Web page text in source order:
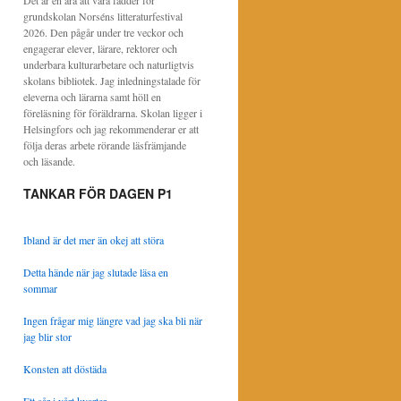
grundskolan Norséns litteraturfestival
2026. Den pågår under tre veckor och
engagerar elever, lärare, rektorer och
underbara kulturarbetare och naturligtvis
skolans bibliotek. Jag inledningstalade för
eleverna och lärarna samt höll en
föreläsning för föräldrarna. Skolan ligger i
Helsingfors och jag rekommenderar er att
följa deras arbete rörande läsfrämjande
och läsande.
TANKAR FÖR DAGEN P1
Ibland är det mer än okej att störa
Detta hände när jag slutade läsa en
sommar
Ingen frågar mig längre vad jag ska bli när
jag blir stor
Konsten att döstäda